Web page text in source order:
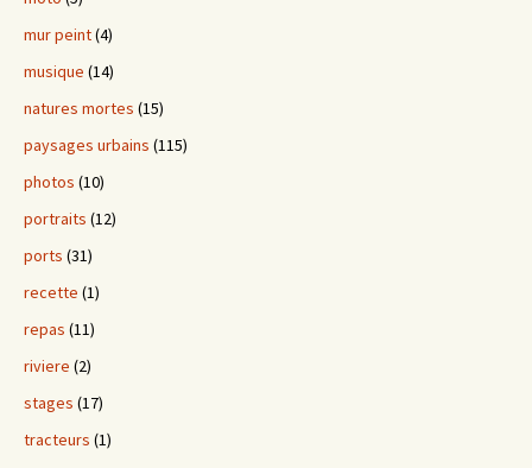
mur peint(4)
musique (14)
natures mortes (15)
paysages urbains (115)
photos (10)
portraits (12)
ports (31)
recette (1)
repas (11)
riviere (2)
stages (17)
tracteurs (1)